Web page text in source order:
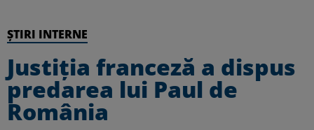
ȘTIRI INTERNE
Justiția franceză a dispus
predarea lui Paul de
România